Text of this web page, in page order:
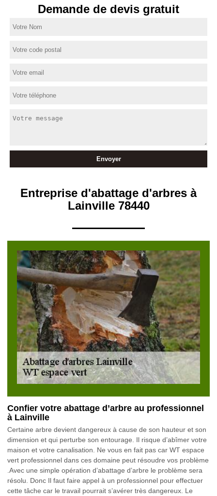
Demande de devis gratuit
Entreprise d'abattage d'arbres à
Lainville 78440
Confier votre abattage d’arbre au professionnel
à Lainville
Certaine arbre devient dangereux à cause de son hauteur et son
dimension et qui perturbe son entourage. Il risque d’abîmer votre
maison et votre canalisation. Ne vous en fait pas car WT espace
vert professionnel dans ces domaine peut résoudre vos problème
.Avec une simple opération d’abattage d’arbre le problème sera
résolu. Donc Il faut faire appel à un professionnel pour effectuer
cette tâche car le travail pourrait s’avérer très dangereux. Le